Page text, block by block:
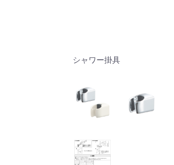
シャワー掛具